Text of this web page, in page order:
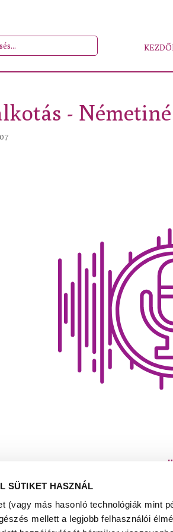
SÜTIKET HASZNÁL
(vagy más hasonló technológiák mint
mellett a legjobb felhasználói
-